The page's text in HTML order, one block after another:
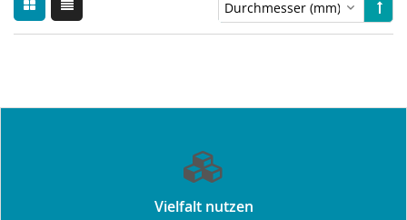
Vielfalt nutzen